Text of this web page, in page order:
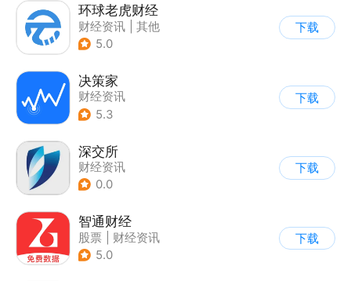
环球老虎财经
财经资讯
其他
5.0
下载
决策家
财经资讯
5.3
下载
深交所
财经资讯
0.0
下载
智通财经
股票
财经资讯
5.0
下载